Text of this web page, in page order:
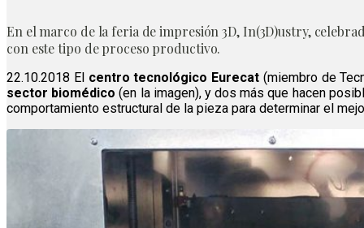
En el marco de la feria de impresión 3D, In(3D)ustry,
con este tipo de proceso productivo.
22.10.2018 El centro tecnológico Eurecat (miembro de
sector biomédico(en la imagen), y dos más que hacen
comportamiento estructural de la pieza para determinar el